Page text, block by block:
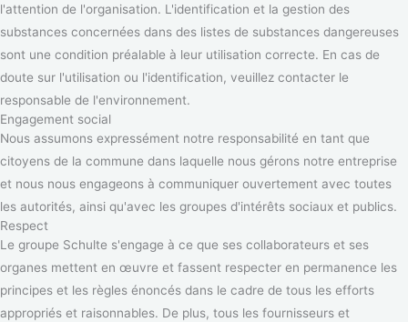
l'attention de l'organisation. L'identification et la gestion des
substances concernées dans des listes de substances dangereuses
sont une condition préalable à leur utilisation correcte. En cas de
doute sur l'utilisation ou l'identification, veuillez contacter le
responsable de l'environnement.
Engagement social
Nous assumons expressément notre responsabilité en tant que
citoyens de la commune dans laquelle nous gérons notre entreprise
et nous nous engageons à communiquer ouvertement avec toutes
les autorités, ainsi qu'avec les groupes d'intérêts sociaux et publics.
Respect
Le groupe Schulte s'engage à ce que ses collaborateurs et ses
organes mettent en œuvre et fassent respecter en permanence les
principes et les règles énoncés dans le cadre de tous les efforts
appropriés et raisonnables. De plus, tous les fournisseurs et